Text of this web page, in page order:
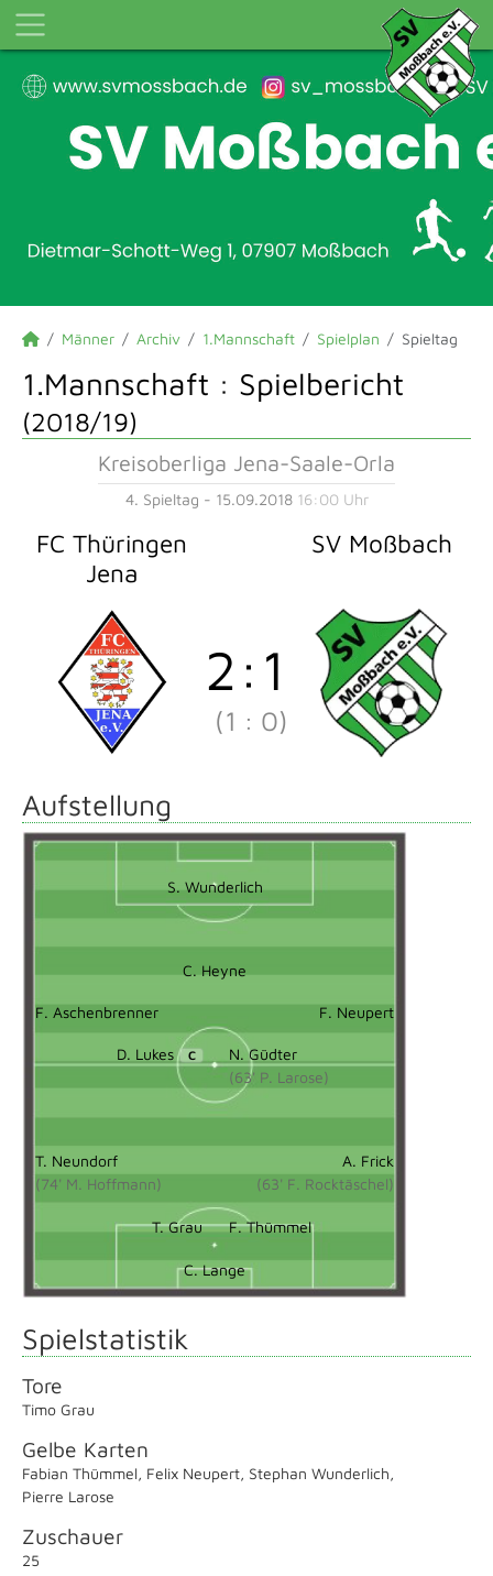
Männer Archiv 1.Mannschaft Spielplan Spieltag
1.Mannschaft : Spielbericht
(2018/19)
Kreisoberliga Jena-Saale-Orla
4. Spieltag - 15.09.2018 16:00 Uhr
FC Thüringen
Jena
SV Moßbach
2 : 1
(1 : 0)
Aufstellung
S. Wunderlich
C. Heyne
F. Aschenbrenner F. Neupert
D. Lukes C
N. Güdter
(63' P. Larose)
T. Neundorf
(74' M. Hoffmann)
A. Frick
(63' F. Rocktäschel)
T. Grau F. Thümmel
C. Lange
Spielstatistik
Tore
Timo Grau
Gelbe Karten
Fabian Thümmel, Felix Neupert, Stephan Wunderlich,
Pierre Larose
Zuschauer
25